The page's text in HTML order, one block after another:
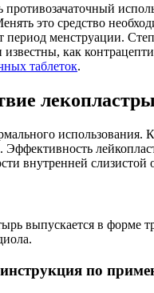
противозачаточный
это средство
период менструации.
известны, как
таблеток.
Эффективность
внутренней слизистой
выпускается в форме
по